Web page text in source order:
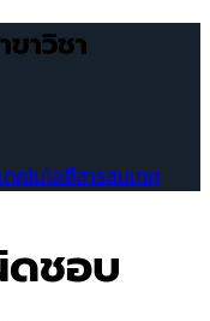
าวิชา
โนโลยีสารสนเทศ
ดชอบ